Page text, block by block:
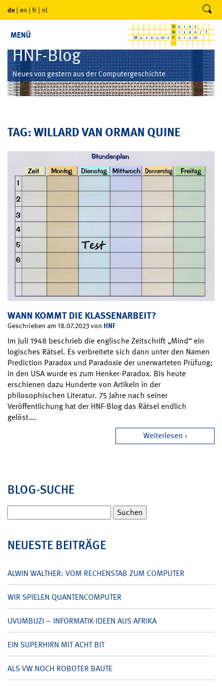
de | en | fr | nl
MENÜ
HNF-Blog
Neues von gestern aus der Computergeschichte
TAG: WILLARD VAN ORMAN QUINE
WANN KOMMT DIE KLASSENARBEIT?
Geschrieben am 18.07.2023 von HNF
Im Juli 1948 beschrieb die englische Zeitschrift „Mind“ ein
logisches Rätsel. Es verbreitete sich dann unter den Namen
Prediction Paradox und Paradoxie der unerwarteten Prüfung;
in den USA wurde es zum Henker-Paradox. Bis heute
erschienen dazu Hunderte von Artikeln in der
philosophischen Literatur. 75 Jahre nach seiner
Veröffentlichung hat der HNF-Blog das Rätsel endlich
gelöst….
Weiterlesen
BLOG-SUCHE
nach:
NEUESTE BEITRÄGE
ALWIN WALTHER: VOM RECHENSTAB ZUM COMPUTER
WIR SPIELEN QUANTENCOMPUTER
UVUMBUZI – INFORMATIK-IDEEN AUS AFRIKA
EIN SUPERHIRN MIT ACHT BIT
ALS VW NOCH ROBOTER BAUTE